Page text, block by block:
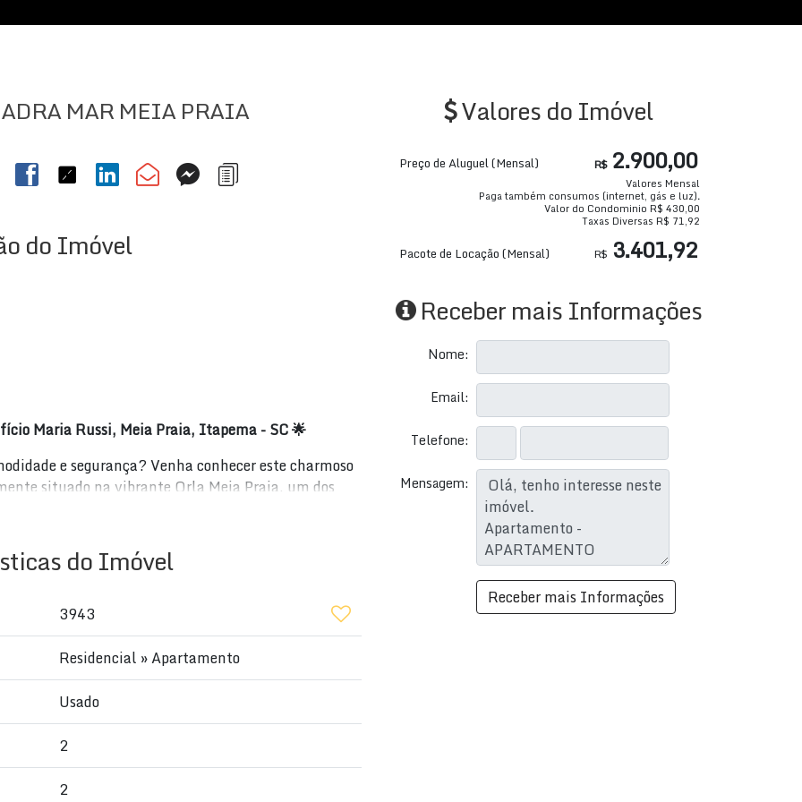
MAR MEIA PRAIA
do Imóvel
Maria Russi, Meia Praia, Itapema - SC 🌟
e segurança? Venha conhecer este charmoso
situado na vibrante Orla Meia Praia, um dos
e rotativa)
do Imóvel
3943
Residencial »Apartamento
Usado
2
2
Valores do Imóvel
R$2.900,00
Preço de Aluguel (Mensal)
Valores Mensal
Paga também consumos (internet, gás e luz).
Valor do Condominio R$ 430,00
Taxas Diversas R$ 71,92
R$ 3.401,92
Pacote de Locação (Mensal)
Receber mais Informações
Nome:
Email:
Telefone:
Mensagem: